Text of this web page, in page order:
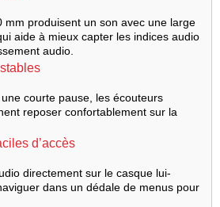
mm produisent un son avec une large
aide à mieux capter les indices audio
audio.
courte pause, les écouteurs
reposer confortablement sur la
d’accès
directement sur le casque lui-
dans un dédale de menus pour